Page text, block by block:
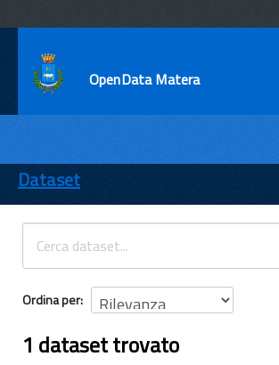
OpenData Matera
ENTI
TEMI
INFORMAZIONI
Dataset
Ordina per
1 dataset trovato